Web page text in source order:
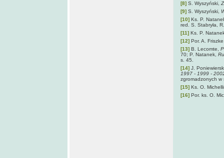
[8] S. Wyszyński,
[9] S. Wyszyński,
[10] Ks. P.
red. S. Stabryła,
[11] Ks. P.
[12] Por. A.
[13] B. Lecomte,
70; P. Natanek,
s. 45.
[14] J.
1997 - 1999 -
zgromadzonych w
[15] Ks. O.
[16] Por. ks. O.